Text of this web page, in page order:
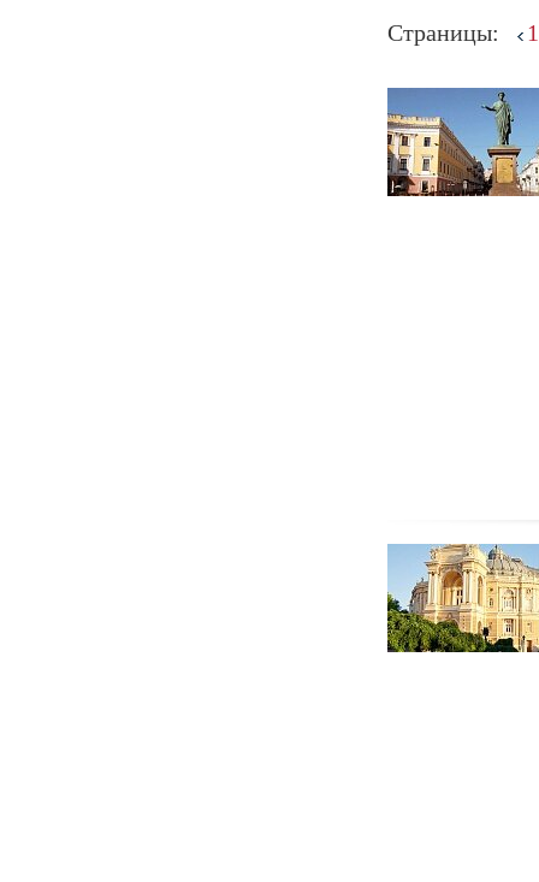
Страницы: 1